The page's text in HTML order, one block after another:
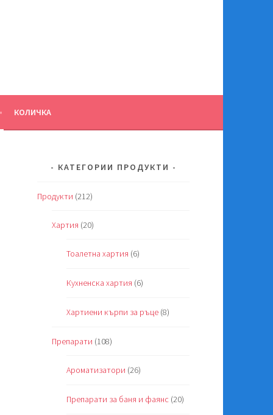
КОЛИЧКА
КАТЕГОРИИ ПРОДУКТИ
Продукти (212)
Хартия (20)
Тоалетна хартия (6)
Кухненска хартия (6)
Хартиени кърпи за ръце (8)
Препарати (108)
Ароматизатори (26)
Препарати за баня и фаянс (20)